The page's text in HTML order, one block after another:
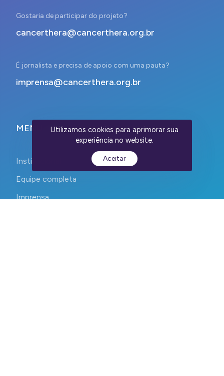
Gostaria de participar do projeto?
cancerthera@cancerthera.org.br
É jornalista e precisa de apoio com uma pauta?
imprensa@cancerthera.org.br
MENU
Institucional
Equipe completa
Imprensa
Utilizamos cookies para aprimorar sua
experiência no website.
Aceitar